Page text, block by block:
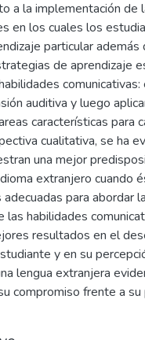
a la implementación de
en los cuales los
particular además
de aprendizaje
comunicativas:
auditiva y luego
características para
cualitativa, se ha
una mejor
extranjero cuando
para abordar
habilidades
resultados en el
y en su
lengua extranjera
compromiso frente a